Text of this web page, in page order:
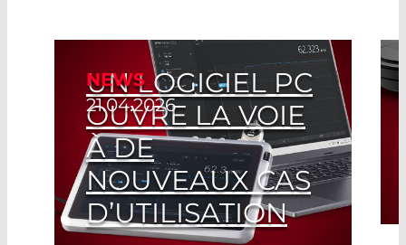
NEWS
21.04.2026
UN LOGICIEL PC
OUVRE LA VOIE
À DE
NOUVEAUX CAS
D’UTILISATION